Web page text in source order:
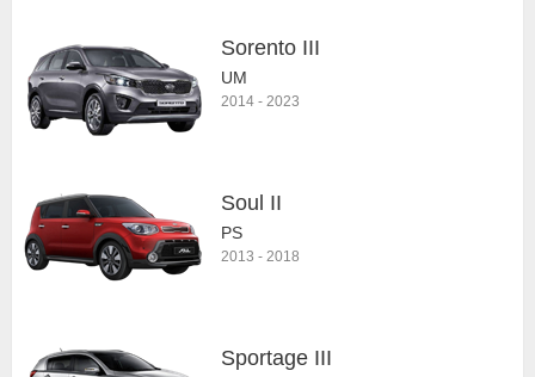
Sorento III
UM
2014 - 2023
Soul II
PS
2013 - 2018
Sportage III